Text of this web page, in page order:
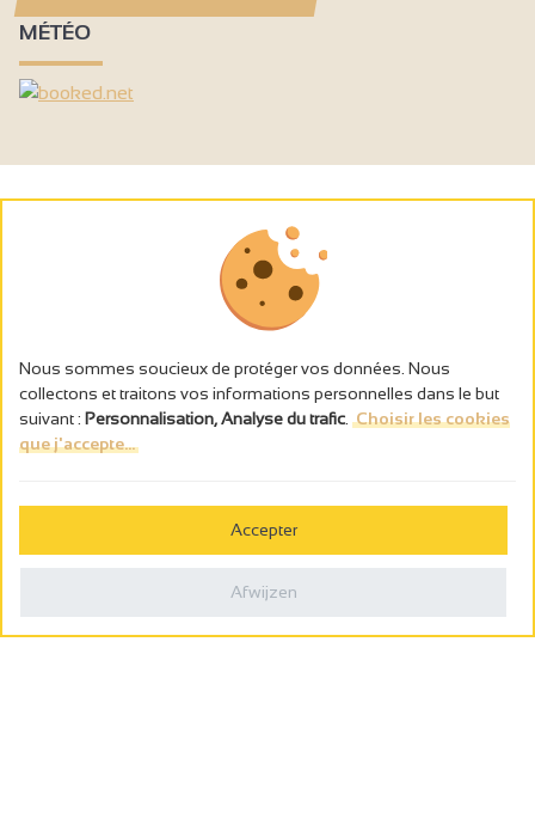
MÉTÉO
L’abus d’alcool est dangereux pour la santé, à consommer avec
Politique de confidentialité
Nous sommes soucieux de protéger vos données. Nous
collectons et traitons vos informations personnelles dans le but
suivant : Personnalisation, Analyse du trafic Choisir les cookies
que j'accepte...
Accepter
Afwijzen